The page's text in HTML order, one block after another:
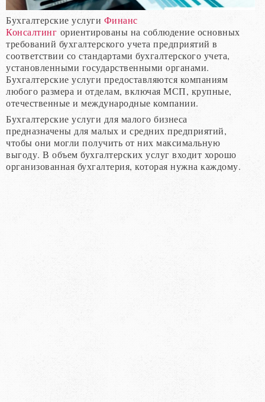
Бухгалтерские услуги Финанс
Консалтинг ориентированы на соблюдение основных
требований бухгалтерского учета предприятий в
соответствии со стандартами бухгалтерского учета,
установленными государственными органами.
Бухгалтерские услуги предоставляются компаниям
любого размера и отделам, включая МСП, крупные,
отечественные и международные компании.
Бухгалтерские услуги для малого бизнеса
предназначены для малых и средних предприятий,
чтобы они могли получить от них максимальную
выгоду. В объем бухгалтерских услуг входит хорошо
организованная бухгалтерия, которая нужна каждому.